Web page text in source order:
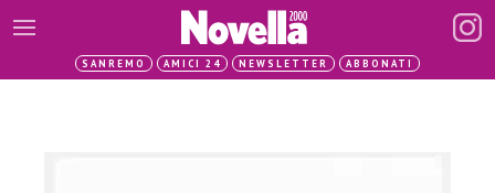
SANREMO AMICI 24 NEWSLETTER ABBONATI